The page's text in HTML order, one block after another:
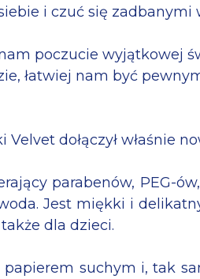
i czuć się zadbanymi
poczucie wyjątkowej
łatwiej nam być
dołączył właśnie
parabenów, PEG-
Jest miękki i
dla dzieci.
suchym i, tak